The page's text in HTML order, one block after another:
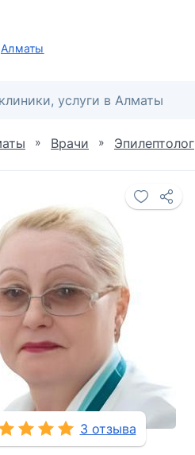
Алматы
» Врачи » Эпилептолог
3 отзыва